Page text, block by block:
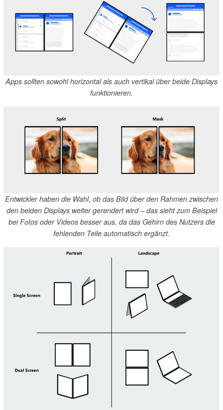
Apps sollten sowohl horizontal als auch vertikal über beide Displays
funktionieren.
Entwickler haben die Wahl, ob das Bild über den Rahmen zwischen
den beiden Displays weiter gerendert wird – das sieht zum Beispiel
bei Fotos oder Videos besser aus, da das Gehirn des Nutzers die
fehlenden Teile automatisch ergänzt.